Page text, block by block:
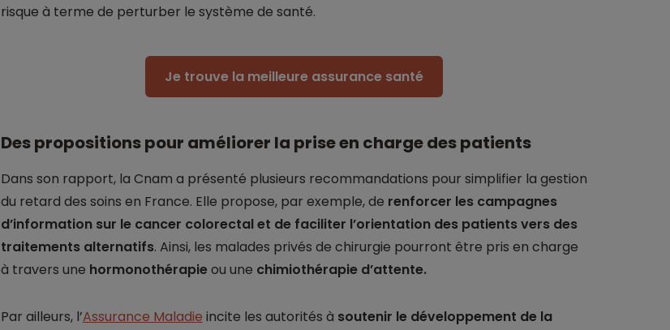
risque à terme de perturber le système de santé.
Je trouve la meilleure assurance santé
Des propositions pour améliorer la prise en charge des patients
Dans son rapport, la Cnam a présenté plusieurs recommandations pour simplifier la gestion
du retard des soins en France. Elle propose, par exemple, de renforcer les campagnes
d’information sur le cancer colorectal et de faciliter l’orientation des patients vers des
traitements alternatifs. Ainsi, les malades privés de chirurgie pourront être pris en charge
à travers une hormonothérapieou une chimiothérapie d’attente.
Par ailleurs, l’Assurance Maladie incite les autorités à soutenir le développement de la